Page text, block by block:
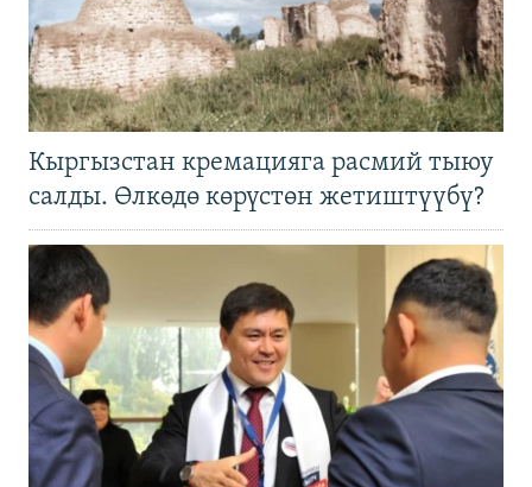
Кыргызстан кремацияга расмий тыюу
салды. Өлкөдө көрүстөн жетиштүүбү?